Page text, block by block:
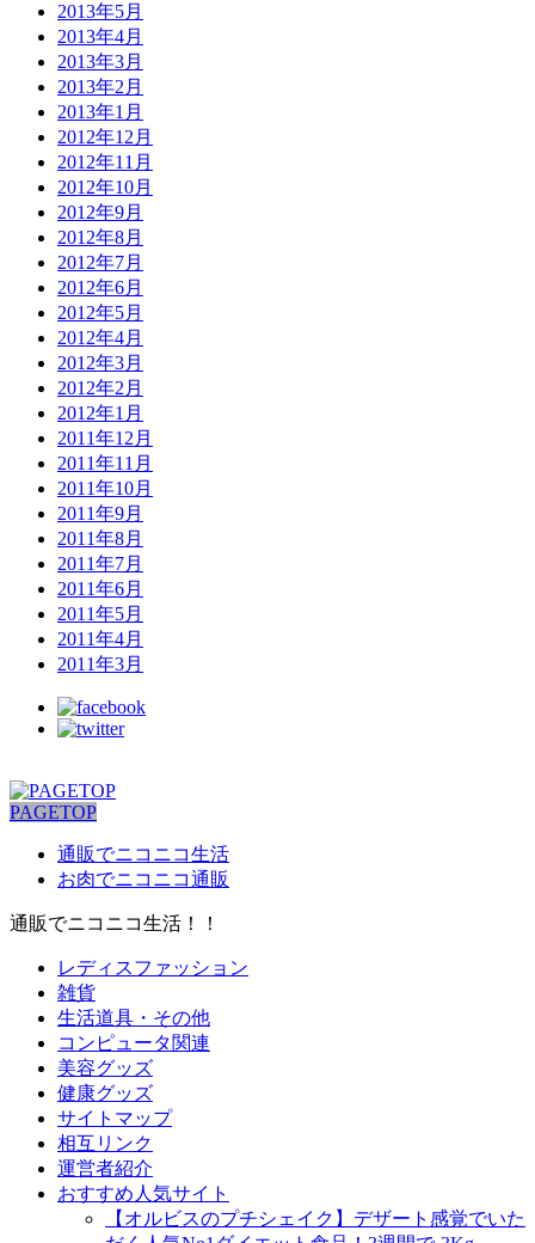
2013年5月
2013年4月
2013年3月
2013年2月
2013年1月
2012年12月
2012年11月
2012年10月
2012年9月
2012年8月
2012年7月
2012年6月
2012年5月
2012年4月
2012年3月
2012年2月
2012年1月
2011年12月
2011年11月
2011年10月
2011年9月
2011年8月
2011年7月
2011年6月
2011年5月
2011年4月
2011年3月
PAGETOP
通販でニコニコ生活
お肉でニコニコ通販
通販でニコニコ生活！！
レディスファッション
雑貨
生活道具・その他
コンピュータ関連
美容グッズ
健康グッズ
サイトマップ
相互リンク
運営者紹介
おすすめ人気サイト
【オルビスのプチシェイク】デザート感覚でいた